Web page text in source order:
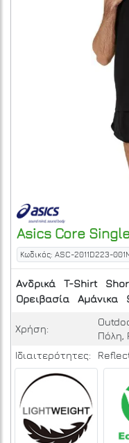
Asics Core
Κωδικός: ASC-2011D223-
Ανδρικά T-Shirt
Ορειβασία
Αμάνικα
Χρήση:
Πόλη,
Ιδιαιτερότητες: